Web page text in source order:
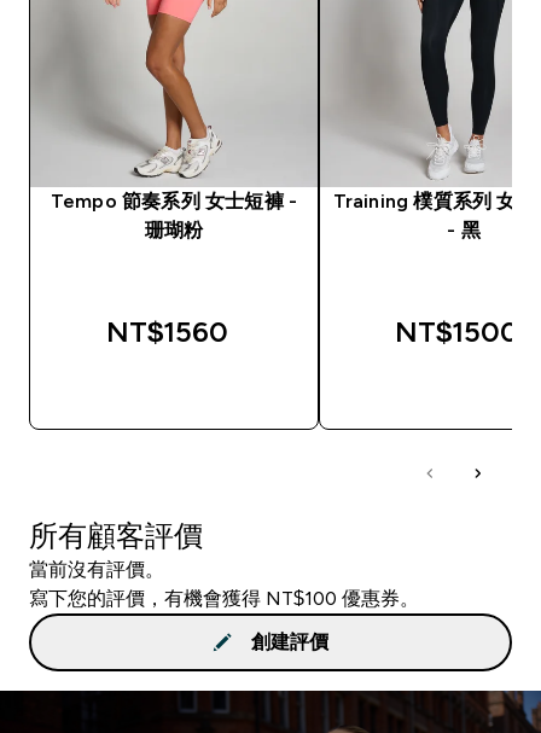
Tempo 節奏系列 女士短褲 -
珊瑚粉
NT$1560‎
Training 樸質系列 女士
- 黑
NT$1500‎
所有顧客評價
當前沒有評價。
寫下您的評價，有機會獲得 NT$100 優惠券。
創建評價